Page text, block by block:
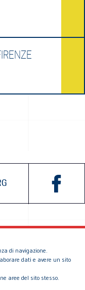
di navigazione.
dati e avere un sito
aree del sito stesso.